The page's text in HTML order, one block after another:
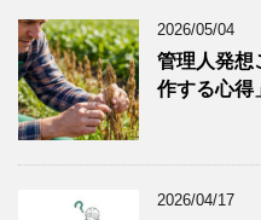
2026/05/04
管理人発想
作する心得
2026/04/17